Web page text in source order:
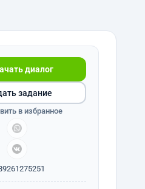
диалог
задание
в избранное